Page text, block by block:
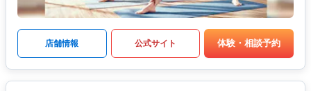
店舗情報 公式サイト 体験・相談予約